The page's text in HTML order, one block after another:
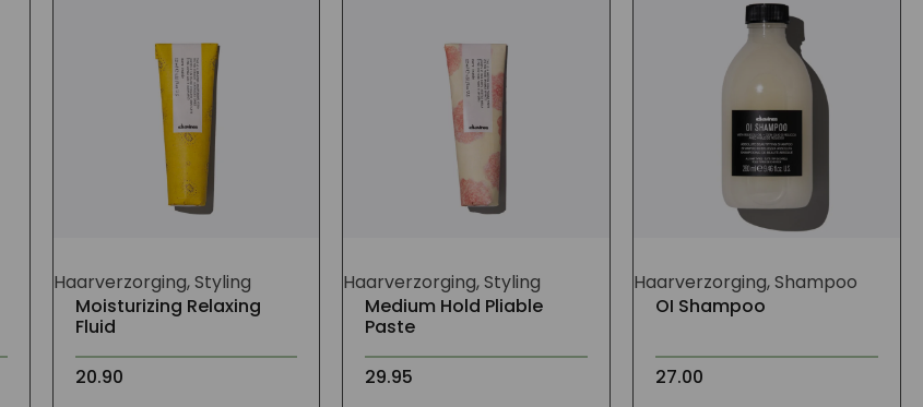
Haarverzorging, Styling
Moisturizing Relaxing
Fluid
20.90
Haarverzorging, Styling
Medium Hold Pliable
Paste
29.95
Haarverzorging, Shampoo
OI Shampoo
27.00